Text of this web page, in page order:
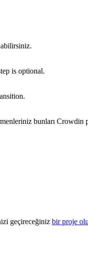
is optional.
bunları Crowdin
geçireceğiniz bir proje